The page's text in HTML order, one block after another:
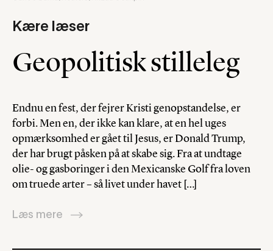
Kære læser
Geopolitisk stilleleg
Endnu en fest, der fejrer Kristi genopstandelse, er
forbi. Men en, der ikke kan klare, at en hel uges
opmærksomhed er gået til Jesus, er Donald Trump,
der har brugt påsken på at skabe sig. Fra at undtage
olie- og gasboringer i den Mexicanske Golf fra loven
om truede arter – så livet under havet […]
Læs mere